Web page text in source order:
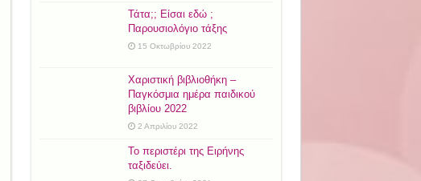
Τάτα;; Είσαι εδώ ;
Παρουσιολόγιο τάξης
15 Οκτωβρίου 2022
Χαριστική βιβλιοθήκη –
Παγκόσμια ημέρα παιδικού
βιβλίου 2022
2 Απριλίου 2022
Το περιστέρι της Ειρήνης
ταξιδεύει.